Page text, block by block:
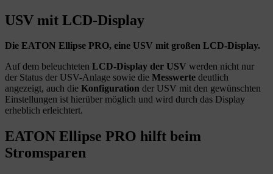
USV mit LCD-Display
Die EATON Ellipse PRO, eine USV mit großen LCD-Display.
Auf dem beleuchteten LCD-Display der USV werden nicht nur
der Status der USV-Anlage sowie die Messwerte deutlich
angezeigt, auch die Konfiguration der USV mit den gewünschten
Einstellungen ist hierüber möglich und wird durch das Display
erheblich erleichtert.
EATON Ellipse PRO hilft beim
Stromsparen